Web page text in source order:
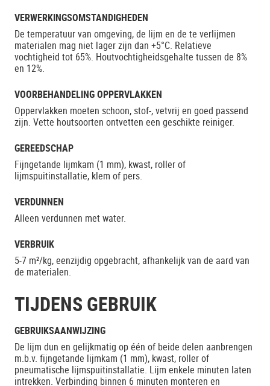
VERWERKINGSOMSTANDIGHEDEN
De temperatuur van omgeving, de lijm en de te verlijmen
materialen mag niet lager zijn dan +5°C. Relatieve
vochtigheid tot 65%. Houtvochtigheidsgehalte tussen de 8%
en 12%.
VOORBEHANDELING OPPERVLAKKEN
Oppervlakken moeten schoon, stof-, vetvrij en goed passend
zijn. Vette houtsoorten ontvetten een geschikte reiniger.
GEREEDSCHAP
Fijngetande lijmkam (1 mm), kwast, roller of
lijmspuitinstallatie, klem of pers.
VERDUNNEN
Alleen verdunnen met water.
VERBRUIK
5-7 m²/kg, eenzijdig opgebracht, afhankelijk van de aard van
de materialen.
TIJDENS GEBRUIK
GEBRUIKSAANWIJZING
De lijm dun en gelijkmatig op één of beide delen aanbrengen
m.b.v. fijngetande lijmkam (1 mm), kwast, roller of
pneumatische lijmspuitinstallatie. Lijm enkele minuten laten
intrekken. Verbinding binnen 6 minuten monteren en